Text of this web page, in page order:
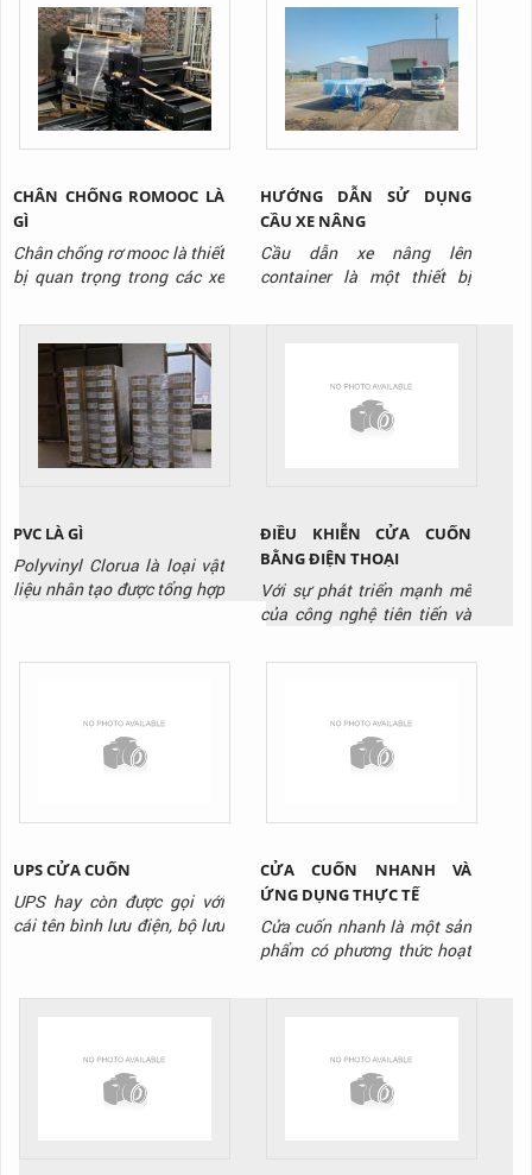
CHÂN CHỐNG ROMOOC LÀ
GÌ
Chân chống rơ mooc là thiết
bị quan trọng trong các xe
nâng đỡ cho thùng xe và
làm thiết bị nâng đỡ cho quá
trình chuyển đổi đầu xe, trao
đổi vận hành, trao đổi hàng
hóa hay là bảo trì bảo
dưỡng. Nó hoạt động bởi
chơ chế nâng hạ bởi bánh
HƯỚNG DẪN SỬ DỤNG
CẦU XE NÂNG
Cầu dẫn xe nâng lên
container là một thiết bị
phổ biến ở nhiều kho xưởng.
phải ai cũng biết cách sử
dụng đúng để đảm bảo an
PVC LÀ GÌ
Polyvinyl Clorua là loại vật
liệu nhân tạo được tổng hợp
hoạt và sản xuất cho nhân
nhiều. Bước đầu khi được
khám phá ra, PVC có rất
ĐIỀU KHIỄN CỬA CUỐN
BẰNG ĐIỆN THOẠI
Với sự phát triển mạnh mẽ
của công nghệ tiên tiến và
các sản phẩm mang tính đột
được thay thế bằng các
công nghệ thông minh.
bằng...
UPS CỬA CUỐN
UPS hay còn được gọi với
cái tên bình lưu điện, bộ lưu
lưu giữ và phát điện năng
cho cửa cuốn vận hành ổn
định không ngắt quãng. Đặc
CỬA CUỐN NHANH VÀ
ỨNG DỤNG THỰC TẾ
Cửa cuốn nhanh là một sản
phẩm có phương thức hoạt
cuốn khác. Biển chuyển
đứng của thân cửa. Điều
khác biệt ở đây là nó hoạt